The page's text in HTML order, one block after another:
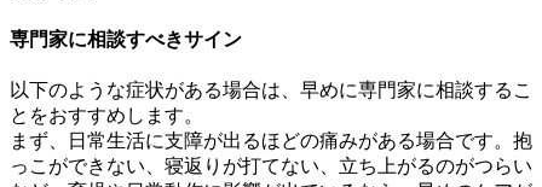
専門家に相談すべきサイン
以下のような症状がある場合は、早めに専門家に相談するこ
とをおすすめします。
まず、日常生活に支障が出るほどの痛みがある場合です。抱
っこができない、寝返りが打てない、立ち上がるのがつらい